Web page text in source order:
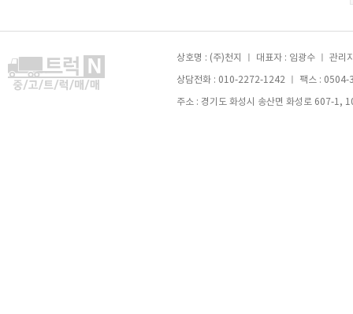
상호명 : (주)천지 ㅣ 대표자 : 임광수 ㅣ 관
상담전화 : 010-2272-1242 ㅣ 팩스 :
주소 : 경기도 화성시 송산면 화성로 607-